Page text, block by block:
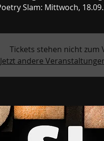
Tickets stehen nicht zum
Jetzt andere